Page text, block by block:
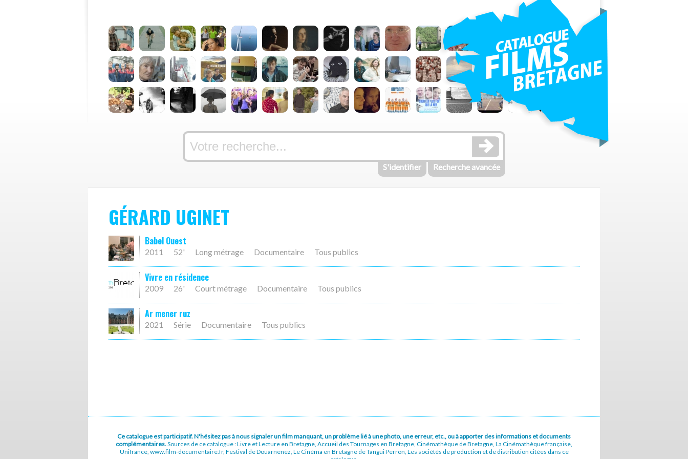
S'identifier Recherche avancée
GÉRARD UGINET
Babel Ouest
2011 52' Long métrage Documentaire Tous publics
Vivre en résidence
2009 26' Court métrage Documentaire Tous publics
Ar mener ruz
2021 Série Documentaire Tous publics
Ce catalogue est participatif. N'hésitez pas à nous signaler un film manquant, un problème lié à une photo, une erreur, etc., ou à apporter des informations et documents
complémentaires.Sources de ce catalogue : Livre et Lecture en Bretagne, Accueil des Tournages en Bretagne, Cinémathèque de Bretagne, La Cinémathèque française,
Unifrance, www.film-documentaire.fr, Festival de Douarnenez, Le Cinéma en Bretagne de Tangui Perron, Les sociétés de production et de distribution citées dans ce